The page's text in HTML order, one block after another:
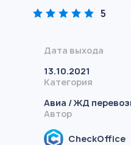
5
Дата выхода
13.10.2021
Категория
Авиа / ЖД
Автор
CheckOffice